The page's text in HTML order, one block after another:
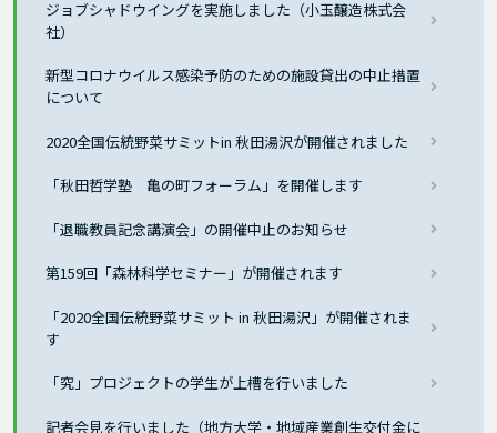
ジョブシャドウイングを実施しました（小玉醸造株式会
社）
新型コロナウイルス感染予防のための施設貸出の中止措置
について
2020全国伝統野菜サミットin 秋田湯沢が開催されました
「秋田哲学塾 亀の町フォーラム」を開催します
「退職教員記念講演会」の開催中止のお知らせ
第159回「森林科学セミナー」が開催されます
「2020全国伝統野菜サミット in 秋田湯沢」が開催されま
す
「究」プロジェクトの学生が上槽を行いました
記者会見を行いました（地方大学・地域産業創生交付金に